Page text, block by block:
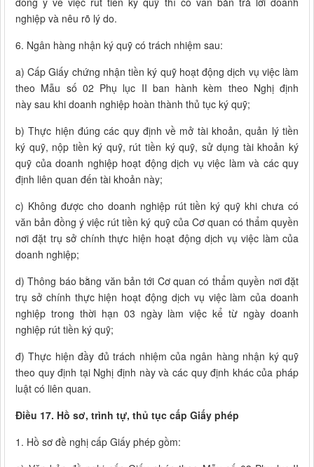
nghiệp và nêu rõ lý do.
6. Ngân hàng nhận ký quỹ có trách nhiệm sau:
a) Cấp Giấy chứng nhận tiền ký quỹ hoạt động dịch vụ việc làm
theo Mẫu số 02 Phụ lục II ban hành kèm theo Nghị định
này sau khi doanh nghiệp hoàn thành thủ tục ký quỹ;
b) Thực hiện đúng các quy định về mở tài khoản, quản lý tiền
ký quỹ, nộp tiền ký quỹ, rút tiền ký quỹ, sử dụng tài khoản ký
quỹ của doanh nghiệp hoạt động dịch vụ việc làm và các quy
định liên quan đến tài khoản này;
c) Không được cho doanh nghiệp rút tiền ký quỹ khi chưa có
văn bản đồng ý việc rút tiền ký quỹ của Cơ quan có thẩm quyền
nơi đặt trụ sở chính thực hiện hoạt động dịch vụ việc làm của
doanh nghiệp;
d) Thông báo bằng văn bản tới Cơ quan có thẩm quyền nơi đặt
trụ sở chính thực hiện hoạt động dịch vụ việc làm của doanh
nghiệp trong thời hạn 03 ngày làm việc kể từ ngày doanh
nghiệp rút tiền ký quỹ;
đ) Thực hiện đầy đủ trách nhiệm của ngân hàng nhận ký quỹ
theo quy định tại Nghị định này và các quy định khác của pháp
luật có liên quan.
Điều 17. Hồ sơ, trình tự, thủ tục cấp Giấy phép
1. Hồ sơ đề nghị cấp Giấy phép gồm: